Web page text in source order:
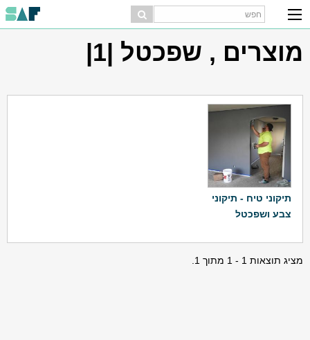
מוצרים , שפכטל |1|
תיקוני טיח - תיקוני
צבע ושפכטל
מציג תוצאות 1 - 1 מתוך 1.